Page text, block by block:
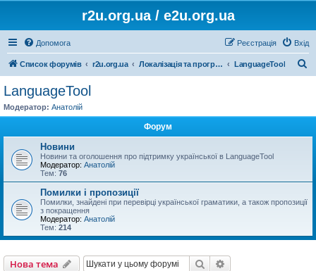
r2u.org.ua / e2u.org.ua
Допомога Вхід
Реєстрація
Список форумів r2u.org.ua Локалізація та програмні засоби LanguageTool
LanguageTool
Модератор: Анатолій
Форум
Новини
Новини та оголошення про підтримку української в LanguageTool
Модератор: Анатолій
Тем: 76
Помилки і пропозиції
Помилки, знайдені при перевірці української граматики, а також пропозиції
з покращення
Модератор: Анатолій
Тем: 214
Нова тема Пошук